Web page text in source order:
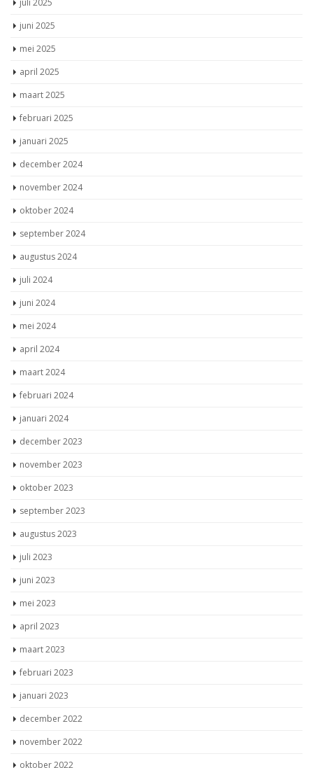
juni 2025
mei 2025
april 2025
maart 2025
februari 2025
januari 2025
december 2024
november 2024
oktober 2024
september 2024
augustus 2024
juli 2024
juni 2024
mei 2024
april 2024
maart 2024
februari 2024
januari 2024
december 2023
november 2023
oktober 2023
september 2023
augustus 2023
juli 2023
juni 2023
mei 2023
april 2023
maart 2023
februari 2023
januari 2023
december 2022
november 2022
oktober 2022